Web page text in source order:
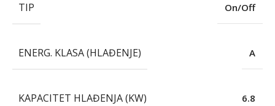
TIP On/Off
ENERG. KLASA (HLAĐENJE) A
KAPACITET HLAĐENJA (KW) 6.8